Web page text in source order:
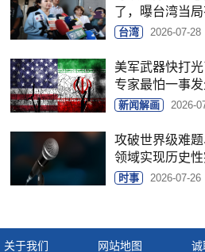
了，曝台湾当
台湾 2026-07-28
美军武器快打
专家最怕一事发
新闻解画 2026-
攻破世界级难
领域实现历史
时事 2026-07-26
关于我们 网站地图 诚